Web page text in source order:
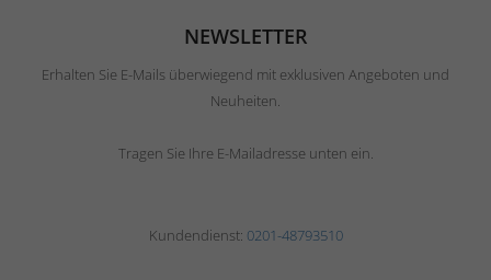
NEWSLETTER
Erhalten Sie E-Mails überwiegend mit exklusiven Angeboten und
Neuheiten.
Tragen Sie Ihre E-Mailadresse unten ein.
Kundendienst: 0201-48793510